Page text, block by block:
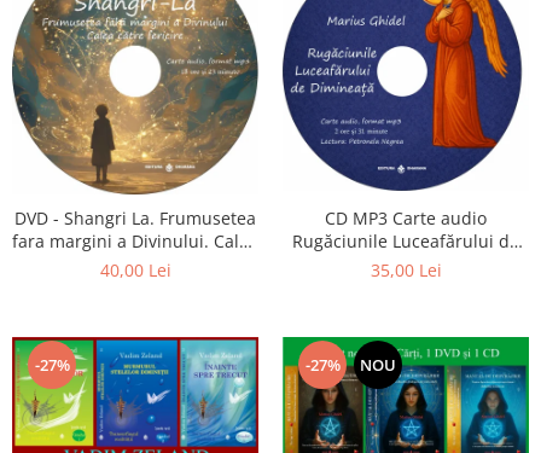
DVD - Shangri La. Frumusetea
fara margini a Divinului. Calea
catre fericire
40,00 Lei
CD MP3 Carte audio
Rugăciunile Luceafărului de
dimineață
35,00 Lei
-27% -27% NOU